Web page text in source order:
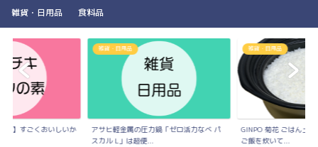
雑貨・日用品 食料品
鍋「ゼロ活力なべ パ
雑貨・日用品
GINPO 菊花 ごはん土鍋で本当においしい
ご飯を炊いて...
雑貨・日用品
25年使っているシーガ
のステンレスラン...